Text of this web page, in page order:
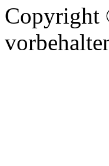
Copyright